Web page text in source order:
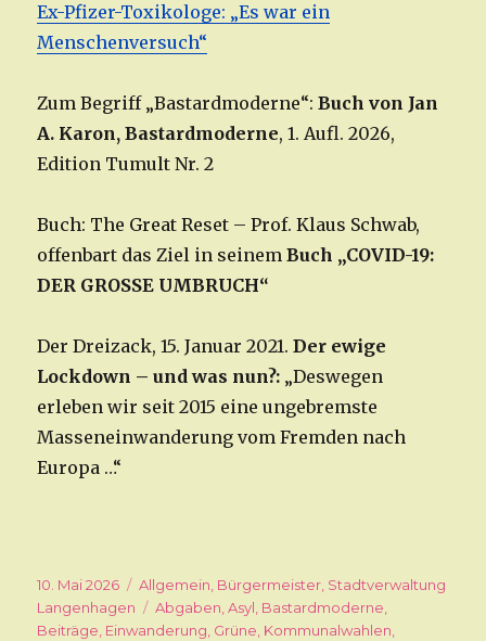
Ex-Pfizer-Toxikologe: „Es war ein
Menschenversuch“
Zum Begriff „Bastardmoderne“:Buch von Jan
A. Karon, Bastardmoderne, 1. Aufl. 2026,
Edition Tumult Nr. 2
Buch: The Great Reset – Prof. Klaus Schwab,
offenbart das Ziel in seinemBuch „COVID-19:
DER GROSSE UMBRUCH“
Der Dreizack, 15. Januar 2021.Der ewige
Lockdown – und was nun?: „Deswegen
erleben wir seit 2015 eine ungebremste
Masseneinwanderung vom Fremden nach
Europa …“
Veröffentlicht
am
10. Mai 2026 Kategorien
Allgemein, Bürgermeister, Stadtverwaltung
Langenhagen
Schlagwörter
Abgaben,Asyl, Bastardmoderne,
Beiträge, Einwanderung, Grüne, Kommunalwahlen,